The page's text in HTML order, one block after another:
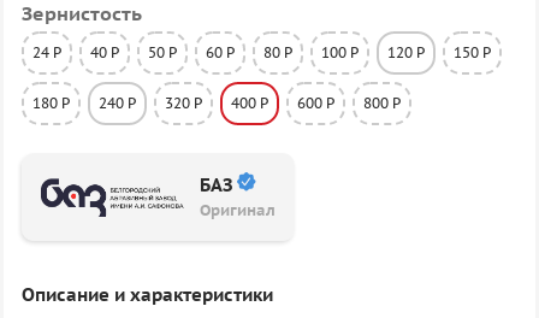
Зернистость
24 P 40 P 50 P 60 P 80 P 100 P 120 P 150 P
180 P 240 P 320 P 400 P 600 P 800 P
БАЗ
Оригинал
Описание и характеристики